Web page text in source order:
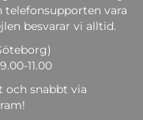
telefonsupporten vara
besvarar vi alltid.
11.00
och snabbt via